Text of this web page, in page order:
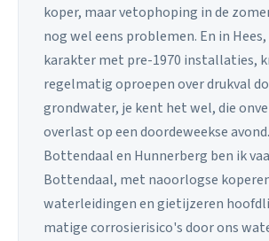
koper, maar vetophoping in de
nog wel eens problemen. En in
karakter met pre-1970 installaties,
regelmatig oproepen over drukval
grondwater, je kent het wel, die
overlast op een doordeweekse
Bottendaal en Hunnerberg ben ik
Bottendaal, met naoorlogse
waterleidingen en gietijzeren
matige corrosierisico's door ons